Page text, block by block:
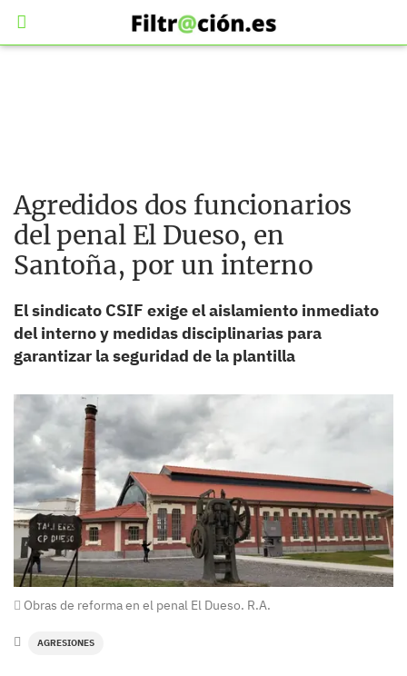
Agredidos dos funcionarios
del penal El Dueso, en
Santoña, por un interno
El sindicato CSIF exige el aislamiento inmediato
del interno y medidas disciplinarias para
garantizar la seguridad de la plantilla
Obras de reforma en el penal El Dueso. R.A.
AGRESIONES